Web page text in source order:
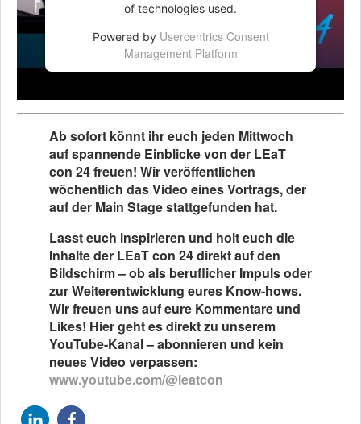
of technologies used.
Powered by Usercentrics Consent
Management Platform
Ab sofort könnt ihr euch jeden Mittwoch
auf spannende Einblicke von der LEaT
con 24 freuen! Wir veröffentlichen
wöchentlich das Video eines Vortrags, der
auf der Main Stage stattgefunden hat.
Lasst euch inspirieren und holt euch die
Inhalte der LEaT con 24 direkt auf den
Bildschirm – ob als beruflicher Impuls oder
zur Weiterentwicklung eures Know-hows.
Wir freuen uns auf eure Kommentare und
Likes! Hier geht es direkt zu unserem
YouTube-Kanal – abonnieren und kein
neues Video verpassen:
www.youtube.com/@leatcon